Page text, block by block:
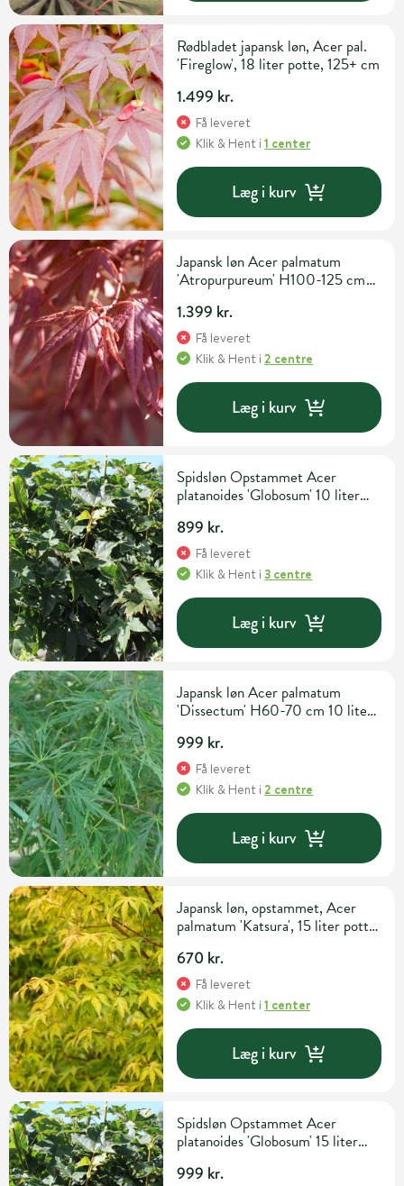
Rødbladet japansk løn, Acer pal.
'Fireglow', 18 liter potte, 125+ cm
1.499 kr.
Få leveret
Klik & Hent i1 center
Læg i kurv
Japansk løn Acer palmatum
'Atropurpureum' H100-125 cm
1.399 kr.
Få leveret
Klik & Hent i2 centre
Læg i kurv
Spidsløn Opstammet Acer
platanoides 'Globosum' 10 liter
899 kr.
Få leveret
Klik & Hent i3 centre
Læg i kurv
Japansk løn Acer palmatum
'Dissectum' H60-70 cm 10 liter
999 kr.
Få leveret
Klik & Hent i2 centre
Læg i kurv
Japansk løn, opstammet, Acer
palmatum 'Katsura', 15 liter potte,
670 kr.
Få leveret
Klik & Hent i1 center
Læg i kurv
Spidsløn Opstammet Acer
platanoides 'Globosum' 15 liter
999 kr.